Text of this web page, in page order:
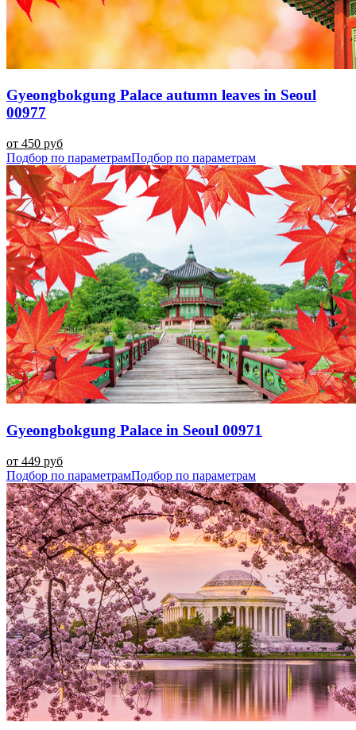
Gyeongbokgung Palace autumn leaves in Seoul
00977
от 450 руб
Подбор по параметрамПодбор по параметрам
Gyeongbokgung Palace in Seoul 00971
от 449 руб
Подбор по параметрамПодбор по параметрам